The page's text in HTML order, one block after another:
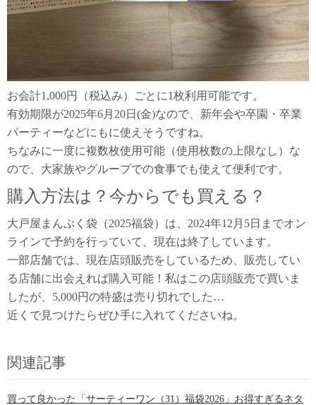
お会計1,000円（税込み）ごとに1枚利用可能です。
有効期限が2025年6月20日(金)なので、新年会や卒園・卒業
パーティーなどにもに使えそうですね。
ちなみに一度に複数枚使用可能（使用枚数の上限なし）な
ので、大家族やグループでの食事でも使えて便利です。
購入方法は？今からでも買える？
大戸屋まんぷく袋（2025福袋）は、2024年12月5日までオン
ラインで予約を行っていて、現在は終了しています。
一部店舗では、現在店頭販売をしているため、販売してい
る店舗に出会えれば購入可能！私はこの店頭販売で買いま
したが、5,000円の特盛は売り切れでした…
近くで見つけたらぜひ手に入れてくださいね。
関連記事
買って良かった「サーティーワン（31）福袋2026」お得すぎるネタ